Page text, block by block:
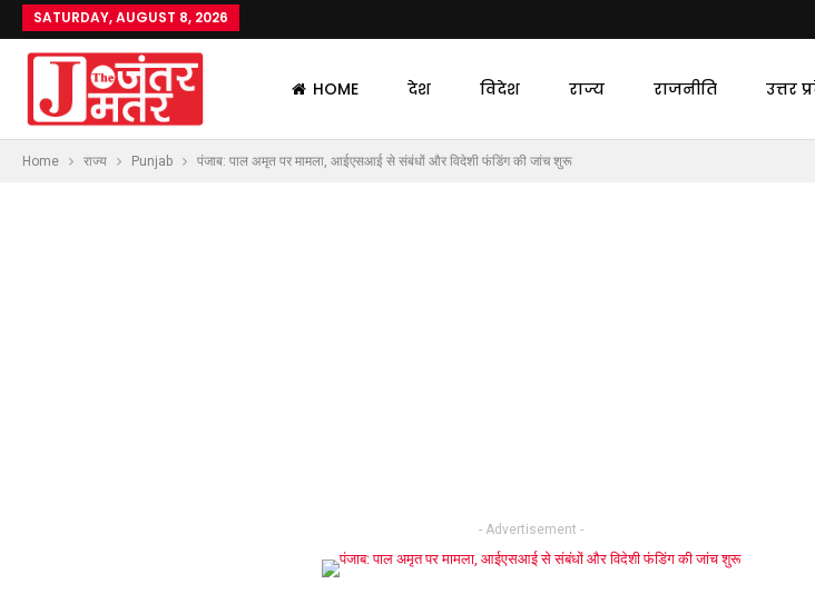
SATURDAY, AUGUST 8, 2026
HOME देश विदेश राज्य राजनीति उत्तर
Home राज्य Punjab पंजाब: पाल अमृत पर मामला, आईएसआई से संबंधों और विदेशी फंडिंग की जांच शुरू
- Advertisement -